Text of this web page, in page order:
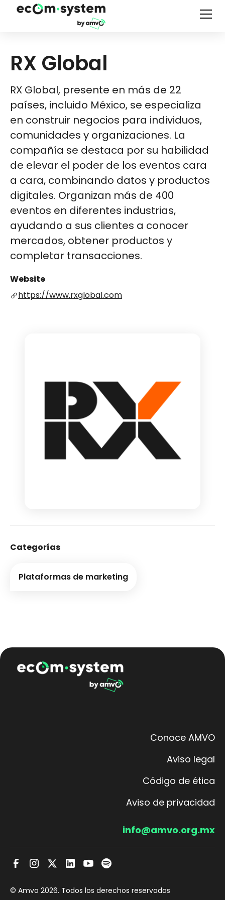
RX Global
RX Global, presente en más de 22
países, incluido México, se especializa
en construir negocios para individuos,
comunidades y organizaciones. La
compañía se destaca por su habilidad
de elevar el poder de los eventos cara
a cara, combinando datos y productos
digitales. Organizan más de 400
eventos en diferentes industrias,
ayudando a sus clientes a conocer
mercados, obtener productos y
completar transacciones​​.
Website
https://www.rxglobal.com
Categorías
Plataformas de marketing
Conoce AMVO
Aviso legal
Código de ética
Aviso de privacidad
info@amvo.org.mx
© Amvo 2026. Todos los derechos reservados